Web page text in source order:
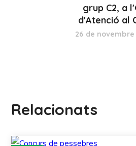
grup C2, a
d'Atenció al
26 de novembre
Relacionats